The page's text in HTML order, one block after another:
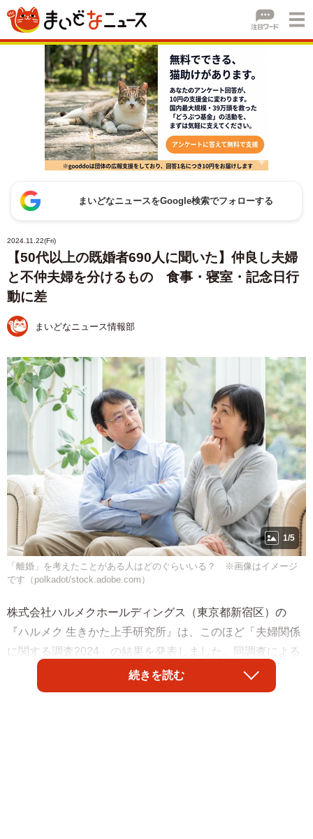
まいどなニュースをGoogle検索でフォローする
2024.11.22(Fri)
【50代以上の既婚者690人に聞いた】仲良し夫婦
と不仲夫婦を分けるもの 食事・寝室・記念日行
動に差
まいどなニュース情報部
1/5
「離婚」を考えたことがある人はどのぐらいいる？ ※画像はイメージ
です（polkadot/stock.adobe.com）
株式会社ハルメクホールディングス（東京都新宿区）の
『ハルメク 生きかた上手研究所』は、このほど「夫婦関係
に関する調査2024」の結果を発表しました。同調査による
と、約4割の人が「離婚を考えたことがある」と回答したこ
とがわかりました。では、仲良し夫婦と不仲夫婦を分ける
続きを読む